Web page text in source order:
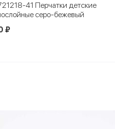
41 Перчатки детские
серо-бежевый
₽